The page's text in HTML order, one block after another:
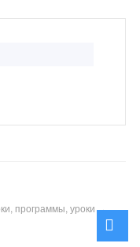
программы, уроки·